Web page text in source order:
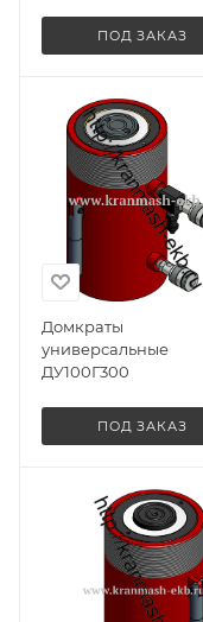
ПОД ЗАКАЗ
Домкраты
универсальные
ДУ100Г300
ПОД ЗАКАЗ